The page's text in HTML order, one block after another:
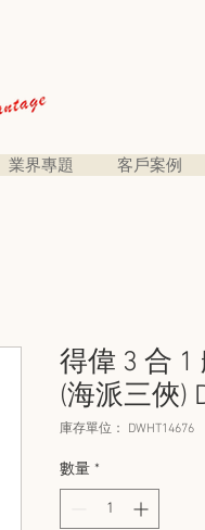
業界專題 客戶案例
得偉 3 合
(海派三俠)
庫存單位： DWHT14676
數量 *